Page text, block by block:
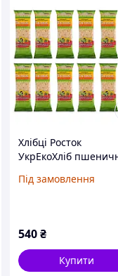
Хлібці Росток
УкрЕкоХліб
кунжутом із зерен
Під замовлення
540₴
Купити